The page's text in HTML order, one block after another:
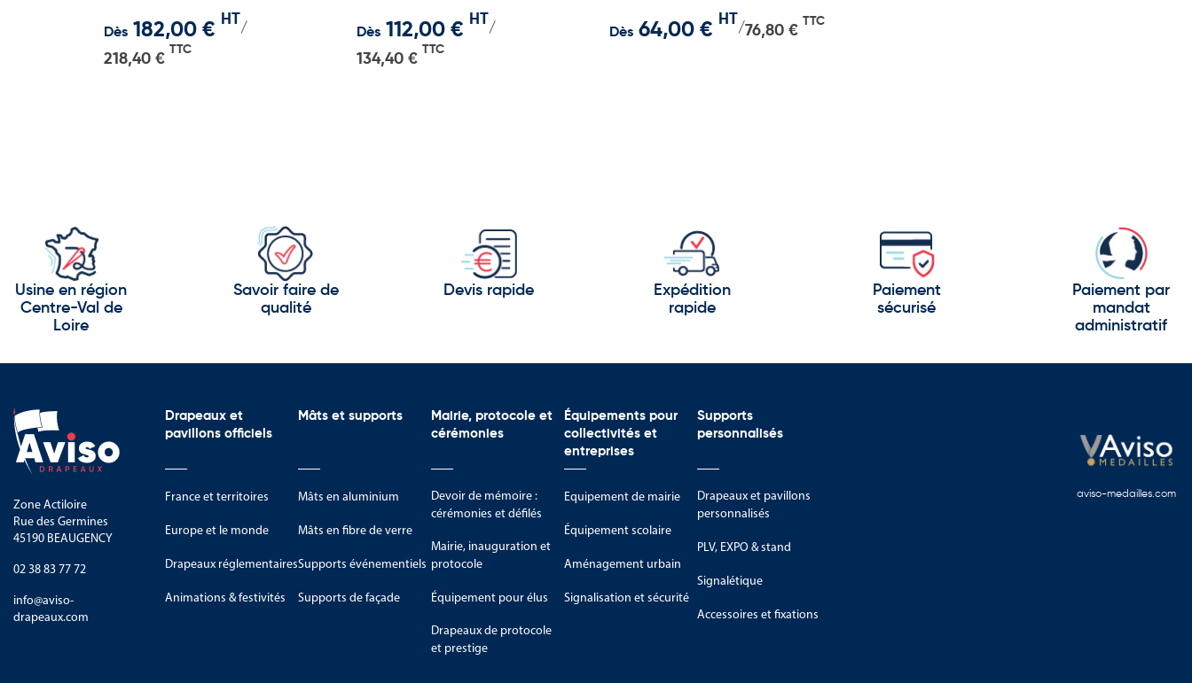
Dès 182,00 € HT
/
218,40 €
TTC
Dès 112,00 € HT
/
134,40 €
TTC
Dès 64,00 € HT
/76,80 €
TTC
Usine en région
Centre-Val de
Loire
Savoir faire de
qualité
Devis rapide
Expédition
rapide
Paiement
sécurisé
Paiement par
mandat
administratif
Zone Actiloire
Rue des Germines
45190 BEAUGENCY
02 38 83 77 72
info@aviso-
drapeaux.com
Drapeaux et
pavillons officiels
France et territoires
Europe et le monde
Drapeaux réglementaires
Animations & festivités
Mâts et supports
Mâts en aluminium
Mâts en fibre de verre
Supports événementiels
Supports de façade
Mairie, protocole et
cérémonies
Devoir de mémoire :
cérémonies et défilés
Mairie, inauguration et
protocole
Équipement pour élus
Drapeaux de protocole
et prestige
Équipements pour
collectivités et
entreprises
Equipement de mairie
Équipement scolaire
Aménagement urbain
Signalisation et sécurité
Supports
personnalisés
Drapeaux et pavillons
personnalisés
PLV, EXPO & stand
Signalétique
Accessoires et fixations
aviso-medailles.com